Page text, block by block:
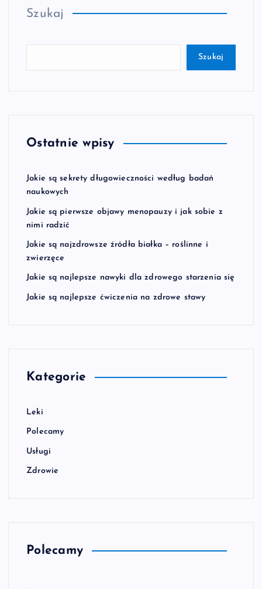
Szukaj
Szukaj
Ostatnie wpisy
Jakie są sekrety długowieczności według badań
naukowych
Jakie są pierwsze objawy menopauzy i jak sobie z
nimi radzić
Jakie są najzdrowsze źródła białka – roślinne i
zwierzęce
Jakie są najlepsze nawyki dla zdrowego starzenia się
Jakie są najlepsze ćwiczenia na zdrowe stawy
Kategorie
Leki
Polecamy
Usługi
Zdrowie
Polecamy